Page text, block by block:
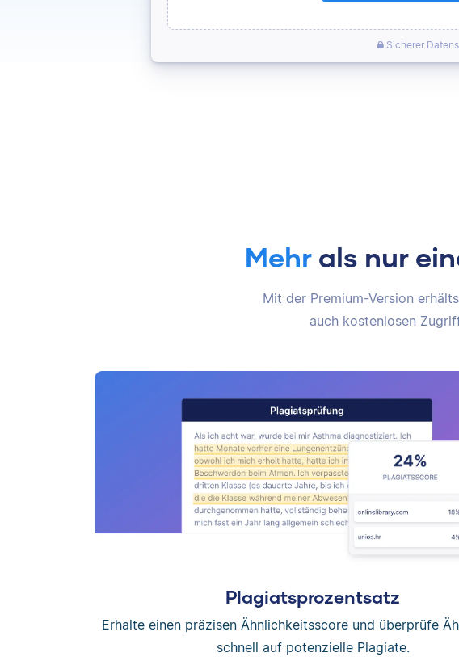
Sicherer
Mehr als nur
Mit der Premium-Version
auch kostenlosen
Plagiatsprozentsatz
Erhalte einen präzisen Ähnlichkeitsscore und überprüfe
schnell auf potenzielle Plagiate.